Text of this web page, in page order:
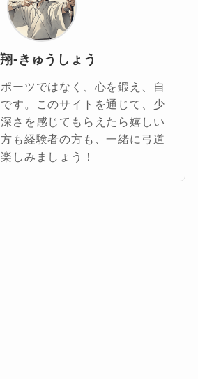
-きゅうしょう
ーツではなく、心を鍛え、自
す。このサイトを通じて、少
さを感じてもらえたら嬉しい
も経験者の方も、一緒に弓道
しみましょう！